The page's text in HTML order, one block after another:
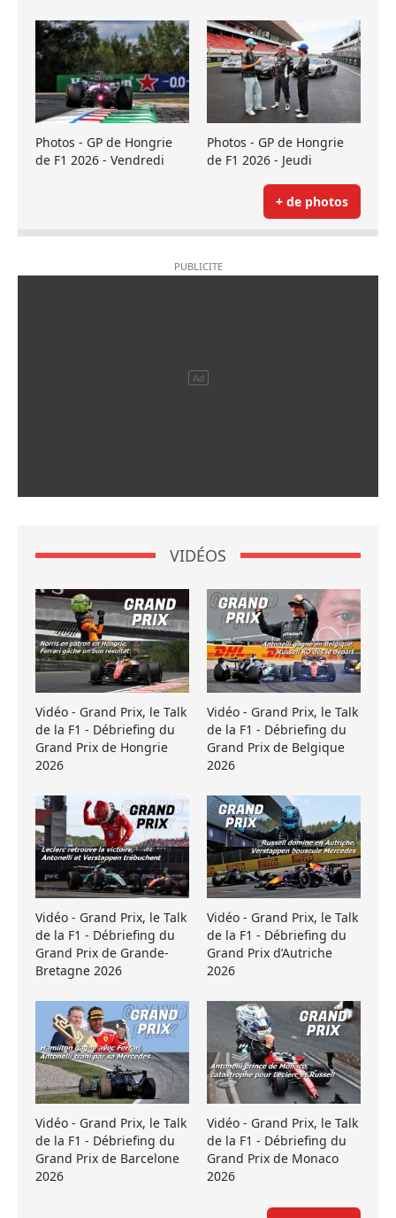
Photos - GP de Hongrie
de F1 2026 - Vendredi
Photos - GP de Hongrie
de F1 2026 - Jeudi
+ de photos
VIDÉOS
Vidéo - Grand Prix, le Talk
de la F1 - Débriefing du
Grand Prix de Hongrie
2026
Vidéo - Grand Prix, le Talk
de la F1 - Débriefing du
Grand Prix de Belgique
2026
Vidéo - Grand Prix, le Talk
de la F1 - Débriefing du
Grand Prix de Grande-
Bretagne 2026
Vidéo - Grand Prix, le Talk
de la F1 - Débriefing du
Grand Prix d’Autriche
2026
Vidéo - Grand Prix, le Talk
de la F1 - Débriefing du
Grand Prix de Barcelone
2026
Vidéo - Grand Prix, le Talk
de la F1 - Débriefing du
Grand Prix de Monaco
2026